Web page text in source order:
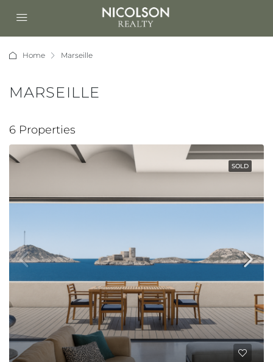
Home Marseille
MARSEILLE
6 Properties
SOLD